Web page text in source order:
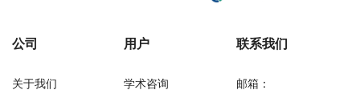
公司
关于我们
用户
学术咨询
联系我们
邮箱：